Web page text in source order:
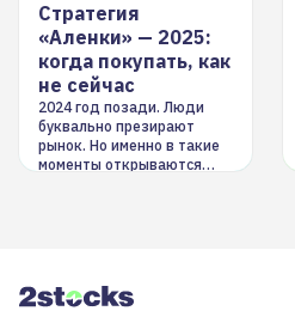
Стратегия
«Аленки» — 2025:
когда покупать, как
не сейчас
2024 год позади. Люди
буквально презирают
рынок. Но именно в такие
моменты открываются